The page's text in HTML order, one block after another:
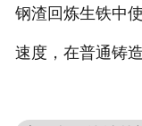
钢渣回炼生铁中
速度，在普通铸